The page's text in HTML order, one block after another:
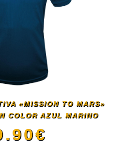
producto
variantes.
Las
opciones
se
pueden
«MISSION TO MARS»
COLOR AZUL MARINO
€